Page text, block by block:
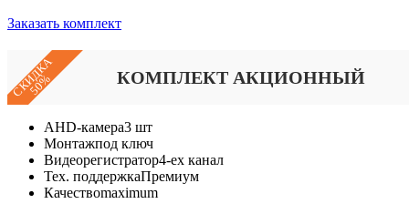
Заказать комплект
СКИДКА
50% КОМПЛЕКТ АКЦИОННЫЙ
AHD-камера3 шт
Монтажпод ключ
Видеорегистратор4-ех канал
Тех. поддержкаПремиум
Качествоmaximum